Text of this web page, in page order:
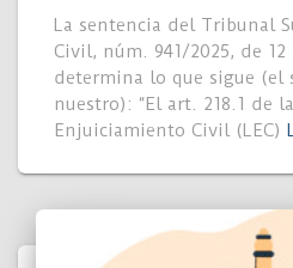
La sentencia del Tribunal
Civil, núm. 941/2025, de
determina lo que sigue (el
nuestro): “El art. 218.1 de
Enjuiciamiento Civil (LEC)